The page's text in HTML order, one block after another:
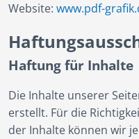
Website: www.pdf-
Haftung für Inhalte
Die Inhalte unserer
erstellt. Für die
der Inhalte können wir